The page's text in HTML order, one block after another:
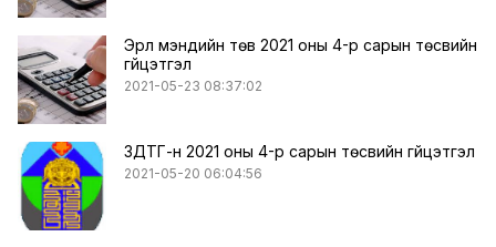
Эрүүл мэндийн төв 2021 оны 4-р сарын төсвийн
гүйцэтгэл
2021-05-23 08:37:02
ЗДТГ-н 2021 оны 4-р сарын төсвийн гүйцэтгэл
2021-05-20 06:04:56